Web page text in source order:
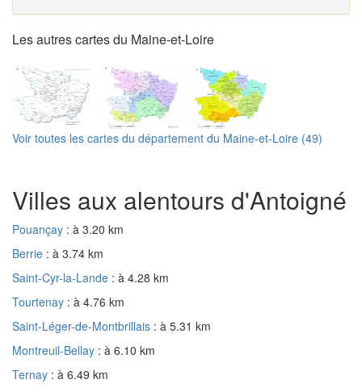
Les autres cartes du Maine-et-Loire
Voir toutes les cartes du département du Maine-et-Loire (49)
Villes aux alentours d'Antoigné
Pouançay : à 3.20 km
Berrie : à 3.74 km
Saint-Cyr-la-Lande : à 4.28 km
Tourtenay : à 4.76 km
Saint-Léger-de-Montbrillais : à 5.31 km
Montreuil-Bellay : à 6.10 km
Ternay : à 6.49 km